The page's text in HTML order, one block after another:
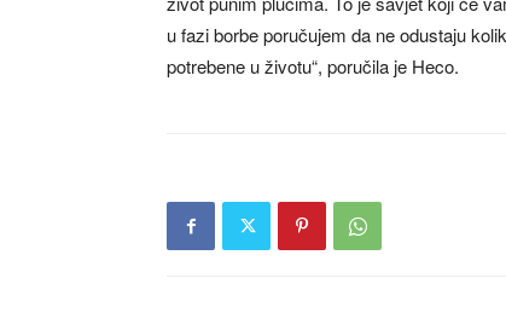
u fazi borbe poručujem da ne odustaju
potrebene u životu“, poručila je Heco.